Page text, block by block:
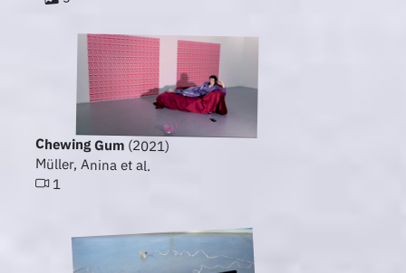
Chewing Gum (2021)
Müller, Anina et al.
1